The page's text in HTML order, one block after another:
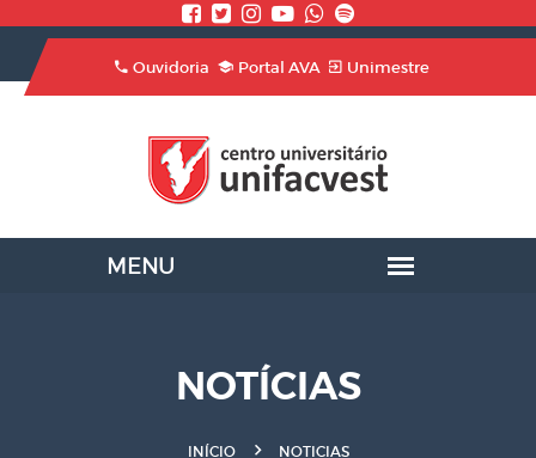
Ouvidoria Portal AVA Unimestre
NOTÍCIAS
INÍCIO NOTICIAS